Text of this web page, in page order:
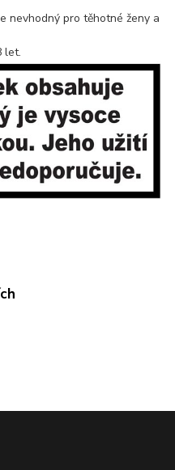
nevhodný pro těhotné ženy a
let.